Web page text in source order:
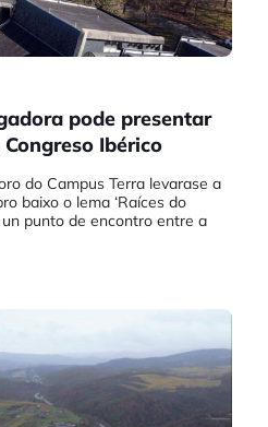
pode presentar
Ibérico
do Campus Terra levarase a
baixo o lema ‘Raíces do
punto de encontro entre a